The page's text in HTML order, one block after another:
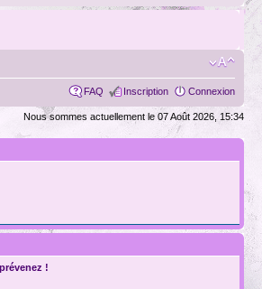
FAQ Inscription Connexion
Nous sommes actuellement le 07 Août 2026, 15:34
!